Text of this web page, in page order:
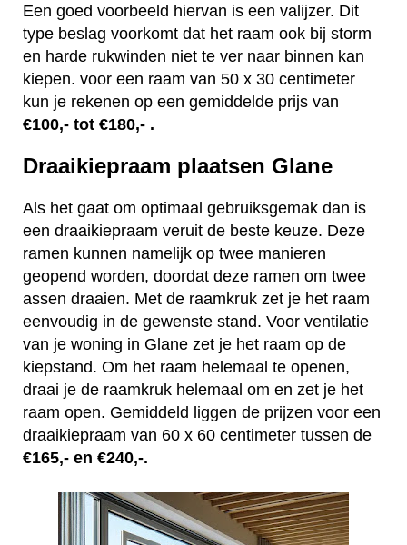
Een goed voorbeeld hiervan is een valijzer. Dit
type beslag voorkomt dat het raam ook bij storm
en harde rukwinden niet te ver naar binnen kan
kiepen. voor een raam van 50 x 30 centimeter
kun je rekenen op een gemiddelde prijs van
€100,- tot €180,- .
Draaikiepraam plaatsen Glane
Als het gaat om optimaal gebruiksgemak dan is
een draaikiepraam veruit de beste keuze. Deze
ramen kunnen namelijk op twee manieren
geopend worden, doordat deze ramen om twee
assen draaien. Met de raamkruk zet je het raam
eenvoudig in de gewenste stand. Voor ventilatie
van je woning in Glane zet je het raam op de
kiepstand. Om het raam helemaal te openen,
draai je de raamkruk helemaal om en zet je het
raam open. Gemiddeld liggen de prijzen voor een
draaikiepraam van 60 x 60 centimeter tussen de
€165,- en €240,-.